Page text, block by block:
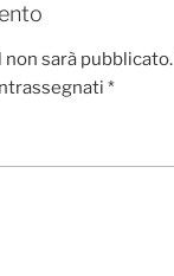
sarà pubblicato.
*